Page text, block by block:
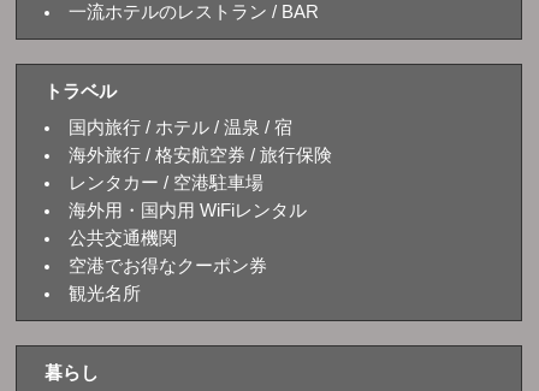
一流ホテルのレストラン / BAR
トラベル
国内旅行 / ホテル / 温泉 / 宿
海外旅行 / 格安航空券 / 旅行保険
レンタカー / 空港駐車場
海外用・国内用 WiFiレンタル
公共交通機関
空港でお得なクーポン券
観光名所
暮らし